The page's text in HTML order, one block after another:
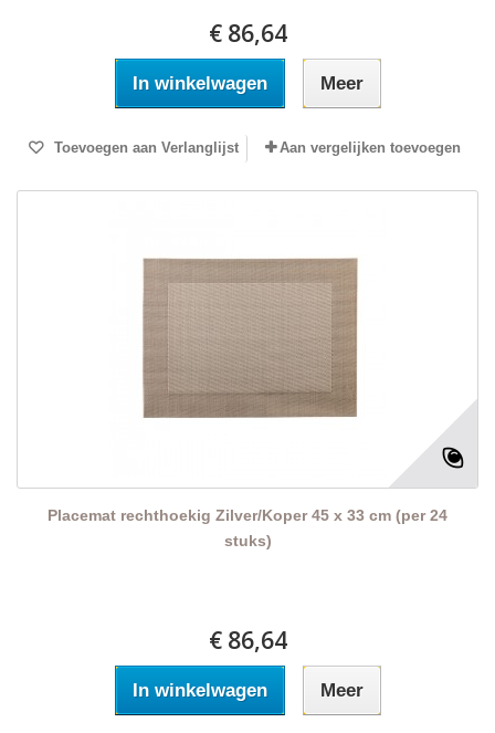
€ 86,64
In winkelwagen Meer
Toevoegen aan Verlanglijst Aan vergelijken toevoegen
Placemat rechthoekig Zilver/Koper 45 x 33 cm (per 24
stuks)
€ 86,64
In winkelwagen Meer